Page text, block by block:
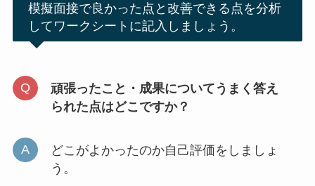
模擬面接で良かった点と改善できる点を分析
してワークシートに記入しましょう。
頑張ったこと・成果についてうまく答え
られた点はどこですか？
どこがよかったのか自己評価をしましょ
う。